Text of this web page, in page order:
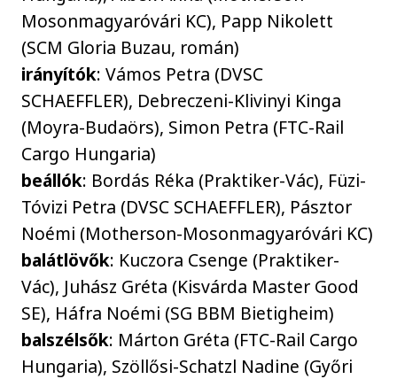
Mosonmagyaróvári KC), Papp Nikolett
(SCM Gloria Buzau, román)
irányítók: Vámos Petra (DVSC
SCHAEFFLER), Debreczeni-Klivinyi Kinga
(Moyra-Budaörs), Simon Petra (FTC-Rail
Cargo Hungaria)
beállók: Bordás Réka (Praktiker-Vác), Füzi-
Tóvizi Petra (DVSC SCHAEFFLER), Pásztor
Noémi (Motherson-Mosonmagyaróvári KC)
balátlövők: Kuczora Csenge (Praktiker-
Vác), Juhász Gréta (Kisvárda Master Good
SE), Háfra Noémi (SG BBM Bietigheim)
balszélsők: Márton Gréta (FTC-Rail Cargo
Hungaria), Szöllősi-Schatzl Nadine (Győri